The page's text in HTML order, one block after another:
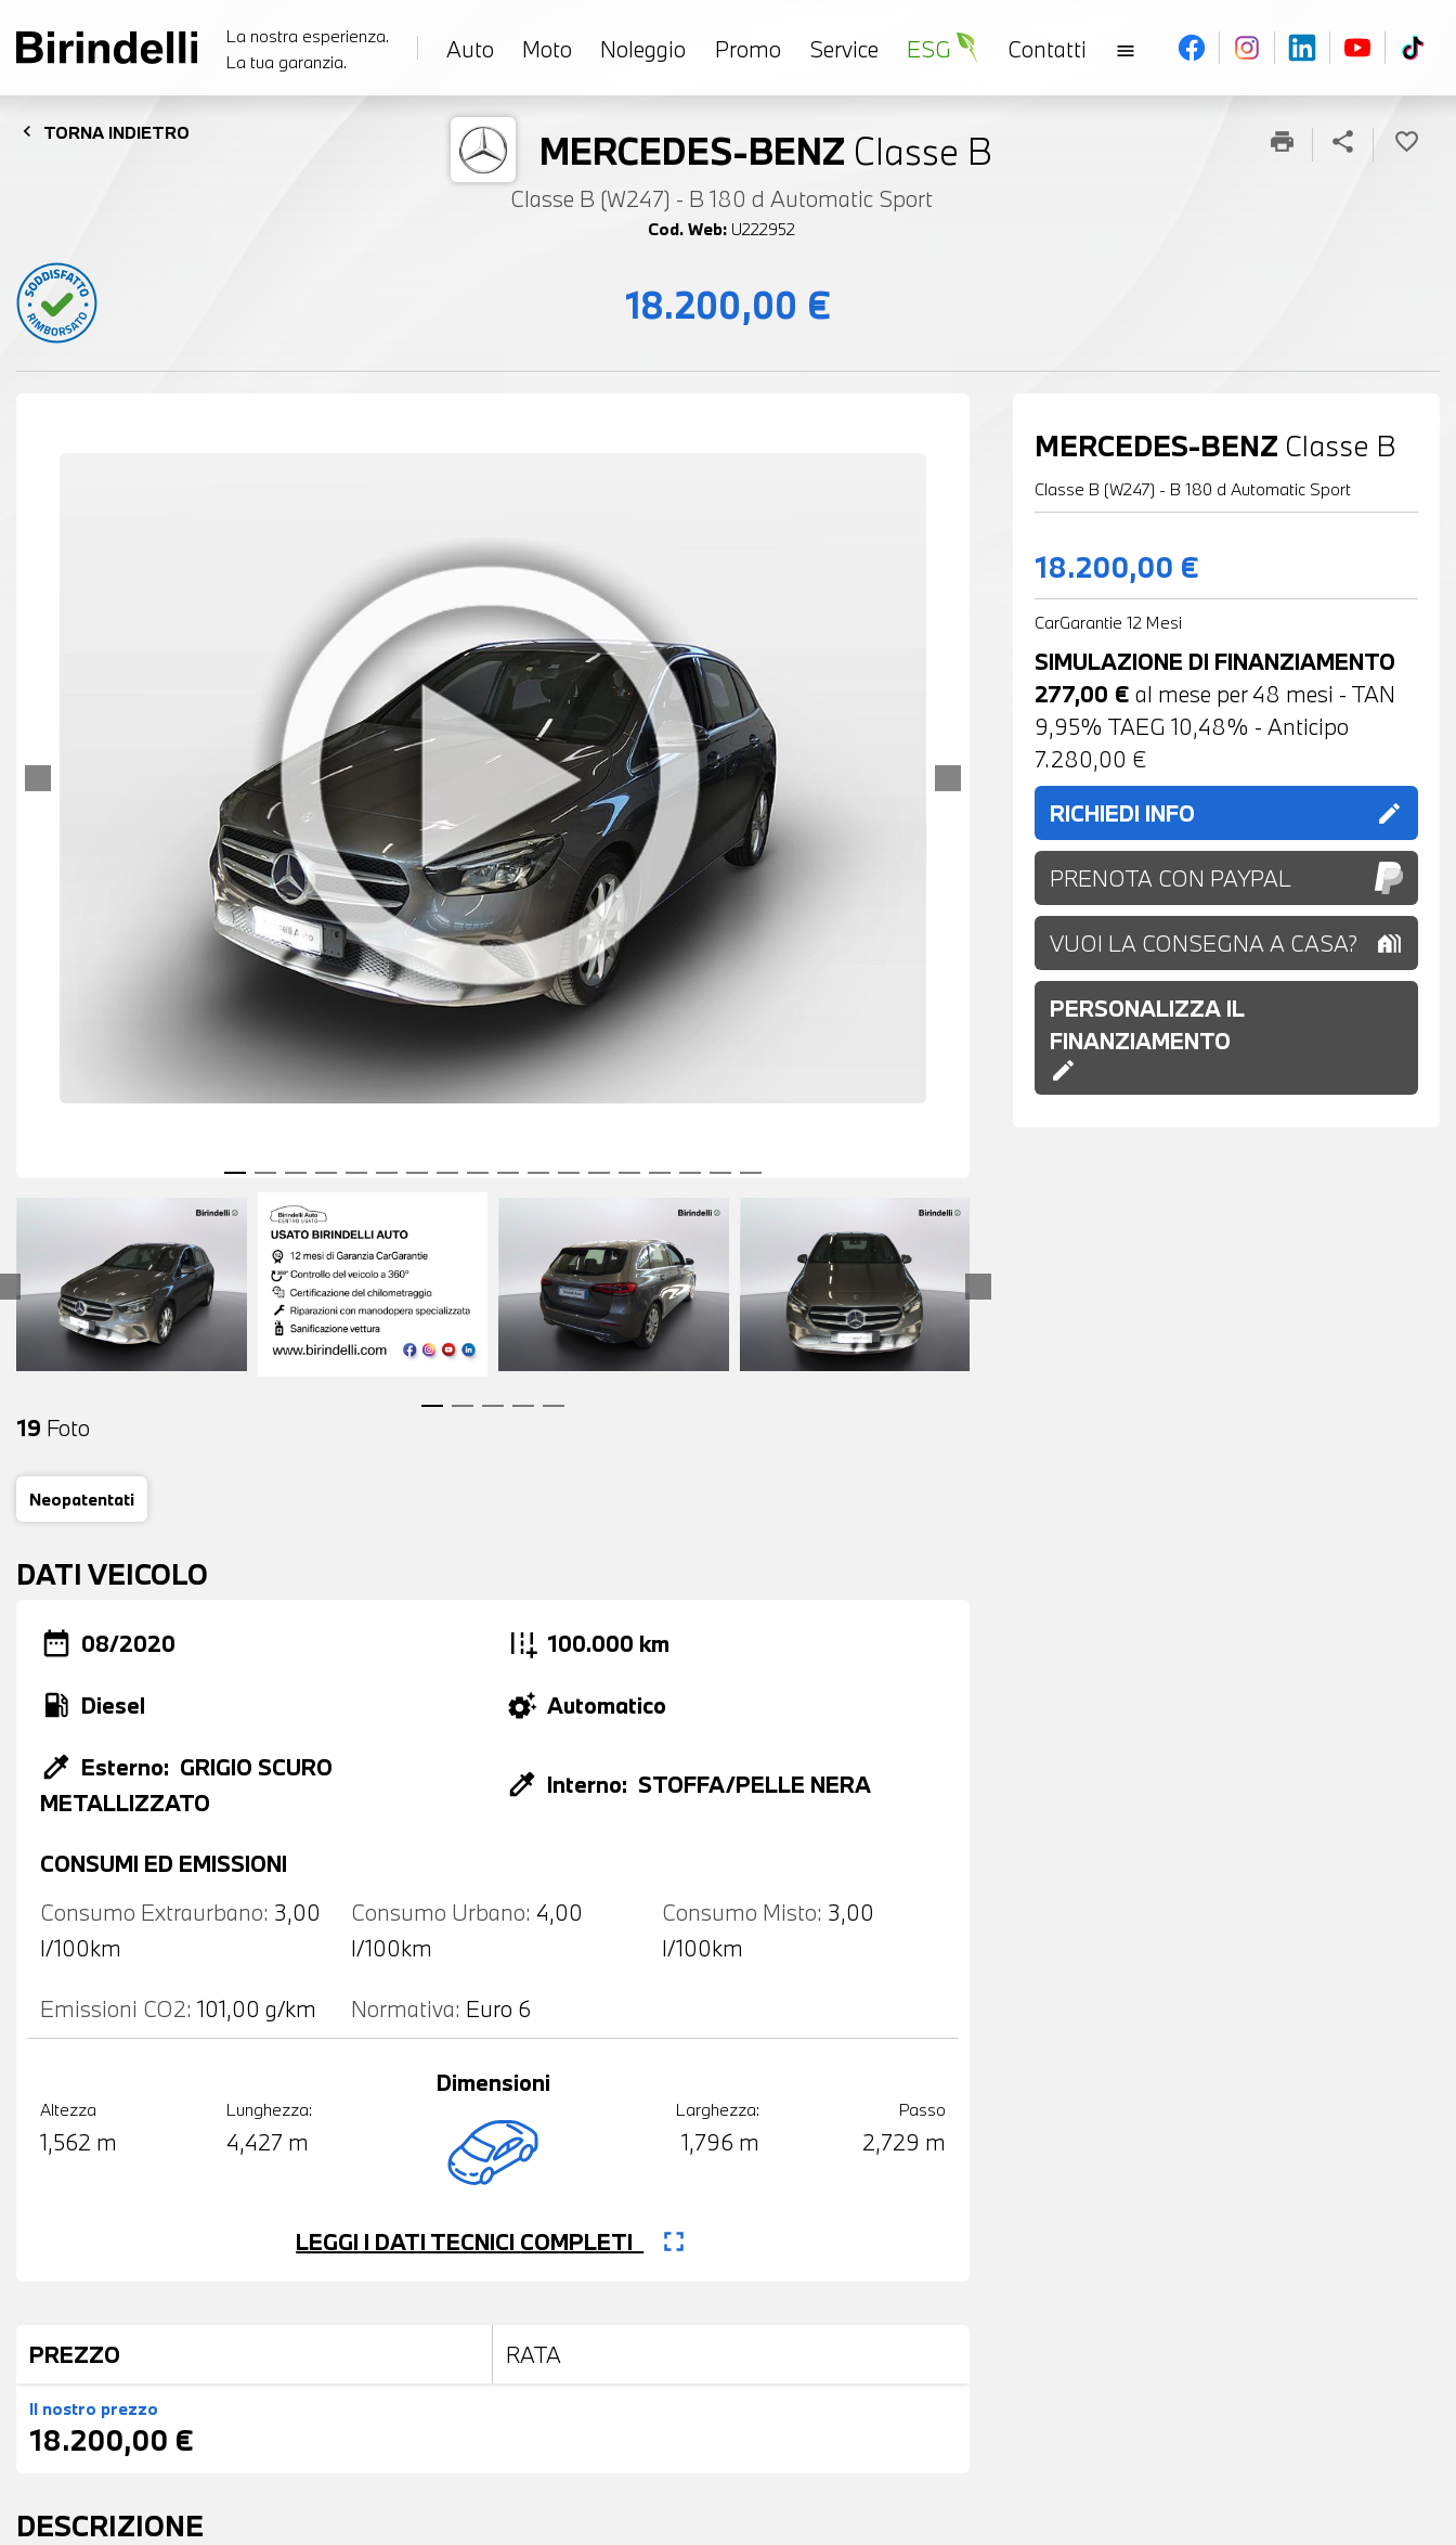
La nostra esperienza.
La tua garanzia.
Auto Moto Noleggio Promo Service ESG Contatti menu
chevron_left TORNA INDIETRO MERCEDES-BENZ Classe B
Classe B (W247) - B 180 d Automatic Sport
Cod. Web: U222952
print share favorite_border
18.200,00 €
19 Foto
Neopatentati
DATI VEICOLO
date_range 08/2020 add_road 100.000 km
local_gas_station Diesel settings_suggestAutomatico
colorize Esterno: GRIGIO SCURO
METALLIZZATO
colorize Interno: STOFFA/PELLE NERA
CONSUMI ED EMISSIONI
Consumo Extraurbano: 3,00
l/100km
Consumo Urbano: 4,00
l/100km
Consumo Misto: 3,00
l/100km
Emissioni CO2: 101,00 g/km Normativa: Euro 6
Altezza
1,562 m
Lunghezza:
4,427 m
Dimensioni
Larghezza:
1,796 m
Passo
2,729 m
LEGGI I DATI TECNICI COMPLETI fullscreen
PREZZO RATA
Il nostro prezzo
18.200,00 €
DESCRIZIONE
MERCEDES-BENZ Classe B
Classe B (W247) - B 180 d Automatic Sport
18.200,00 €
CarGarantie 12 Mesi
SIMULAZIONE DI FINANZIAMENTO
277,00 € al mese per48 mesi - TAN
9,95% TAEG 10,48% - Anticipo
7.280,00 €
RICHIEDI INFO
edit
PRENOTA CON PAYPAL
VUOI LA CONSEGNA A CASA? holiday_village
PERSONALIZZA IL
FINANZIAMENTO
edit